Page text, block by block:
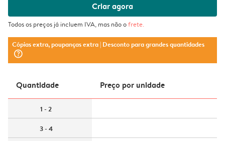
Criar agora
Todos os preços já incluem IVA, mas não ofrete.
Cópias extra, poupanças extra| Desconto para grandes quantidades
question_mark_circle
Quantidade Preço por unidade
1 - 2
3 - 4